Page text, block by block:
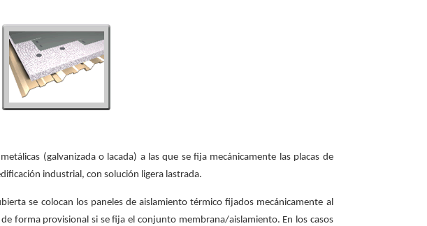
(galvanizada o lacada) a las que se fija mecánicamente las placas de
industrial, con solución ligera lastrada.
se colocan los paneles de aislamiento térmico fijados mecánicamente al
forma provisional si se fija el conjunto membrana/aislamiento. En los casos